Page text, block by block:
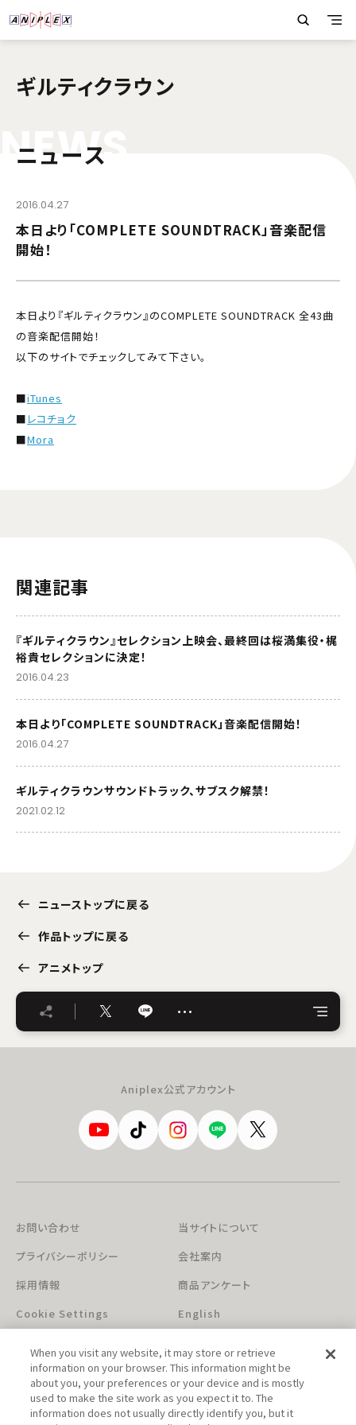
ギルティクラウン
NEWS
ニュース
2016.04.27
本日より「COMPLETE SOUNDTRACK」音楽配信
開始！
本日より『ギルティクラウン』のCOMPLETE SOUNDTRACK 全43曲
の音楽配信開始！
以下のサイトでチェックしてみて下さい。
■iTunes
■ レコチョク
■Mora
関連記事
『ギルティクラウン』セレクション上映会、最終回は桜満集役・梶
裕貴セレクションに決定！
2016.04.23
本日より「COMPLETE SOUNDTRACK」音楽配信開始！
2016.04.27
ギルティクラウンサウンドトラック、サブスク解禁！
2021.02.12
ニューストップに戻る
作品トップに戻る
アニメトップ
…
Aniplex公式アカウント
お問い合わせ
当サイトについて
プライバシーポリシー
会社案内
採用情報
商品アンケート
Cookie Settings
English
When you visit any website, it may store or retrieve
information on your browser. This information might be
about you, your preferences or your device and is mostly
used to make the site work as you expect it to. The
information does not usually directly identify you, but it